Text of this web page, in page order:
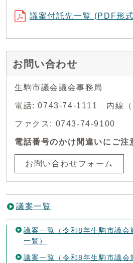
議案付託先一覧 (PDF形
お問い合わせ
生駒市議会議会事務局
電話: 0743-74-1111 内線（
ファクス: 0743-74-9100
電話番号のかけ間違いにご注
お問い合わせフォーム
議案一覧
議案一覧（令和8年生駒市議
一覧）
議案一覧（令和8年生駒市議